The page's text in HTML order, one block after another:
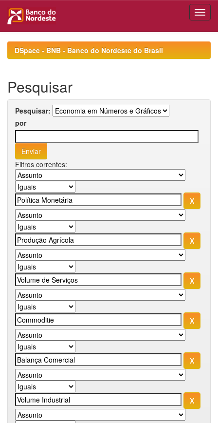
navigationDSpace - BNB - Banco do Nordeste do Brasil
Pesquisar
Pesquisar:
por
Filtros correntes: